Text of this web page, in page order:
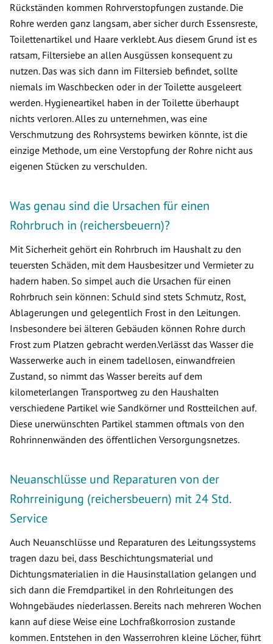
Rückständen kommen Rohrverstopfungen zustande. Die
Rohre werden ganz langsam, aber sicher durch Essensreste,
Toilettenartikel und Haare verklebt. Aus diesem Grund ist es
ratsam, Filtersiebe an allen Ausgüssen konsequent zu
nutzen. Das was sich dann im Filtersieb befindet, sollte
niemals im Waschbecken oder in der Toilette ausgeleert
werden. Hygieneartikel haben in der Toilette überhaupt
nichts verloren. Alles zu unternehmen, was eine
Verschmutzung des Rohrsystems bewirken könnte, ist die
einzige Methode, um eine Verstopfung der Rohre nicht aus
eigenen Stücken zu verschulden.
Was genau sind die Ursachen für einen
Rohrbruch in (reichersbeuern)?
Mit Sicherheit gehört ein Rohrbruch im Haushalt zu den
teuersten Schäden, mit dem Hausbesitzer und Vermieter zu
hadern haben. So simpel auch die Ursachen für einen
Rohrbruch sein können: Schuld sind stets Schmutz, Rost,
Ablagerungen und gelegentlich Frost in den Leitungen.
Insbesondere bei älteren Gebäuden können Rohre durch
Frost zum Platzen gebracht werden.Verlässt das Wasser die
Wasserwerke auch in einem tadellosen, einwandfreien
Zustand, so nimmt das Wasser bereits auf dem
kilometerlangen Transportweg zu den Haushalten
verschiedene Partikel wie Sandkörner und Rostteilchen auf.
Diese unerwünschten Partikel stammen oftmals von den
Rohrinnenwänden des öffentlichen Versorgungsnetzes.
Neuanschlüsse und Reparaturen von der
Rohrreinigung (reichersbeuern) mit 24 Std.
Service
Auch Neuanschlüsse und Reparaturen des Leitungssystems
tragen dazu bei, dass Beschichtungsmaterial und
Dichtungsmaterialien in die Hausinstallation gelangen und
sich dann die Fremdpartikel in den Rohrleitungen des
Wohngebäudes niederlassen. Bereits nach mehreren Wochen
kann auf diese Weise eine Lochfraßkorrosion zustande
kommen. Entstehen in den Wasserrohren kleine Löcher, führt